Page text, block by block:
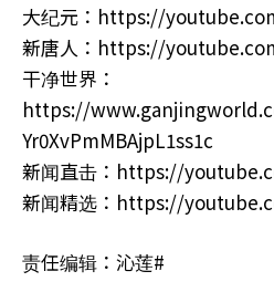
大纪元：https://
新唐人：https://
干净世界：
https://
Yr0XvPmMBAjpL1ss1c
新闻直击：https://
新闻精选：https://
责任编辑：沁莲#